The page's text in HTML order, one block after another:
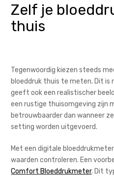
Zelf je
thuis
Tegenwoordig kiezen steeds
bloeddruk thuis te meten. Dit is
geeft ook een realistischer
een rustige thuisomgeving zijn
betrouwbaarder dan wanneer
setting worden uitgevoerd.
Met een digitale
waarden controleren. Een
Comfort Bloeddrukmeter. Dit